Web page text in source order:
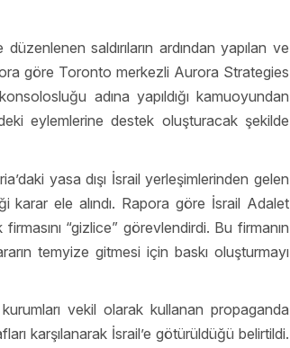
saldırıların ardından yapılan ve
göre Toronto merkezli Aurora Strategies
adına yapıldığı kamuoyundan
eylemlerine destek oluşturacak şekilde
yasa dışı İsrail yerleşimlerinden gelen
karar ele alındı. Rapora göre İsrail Adalet
“gizlice” görevlendirdi. Bu firmanın
temyize gitmesi için baskı oluşturmayı
vekil olarak kullanan propaganda
karşılanarak İsrail’e götürüldüğü belirtildi.